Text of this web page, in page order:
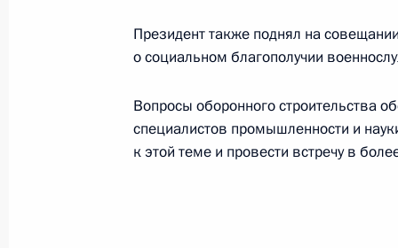
Владимир Путин направил
Аскару Акаеву по случаю 10-летия
дипломатических отношений
20 марта 2002 года, 00:00
Президент также поднял на
о социальном благополучии
Вопросы оборонного строительства
специалистов промышленности и
к этой теме и провести встречу в